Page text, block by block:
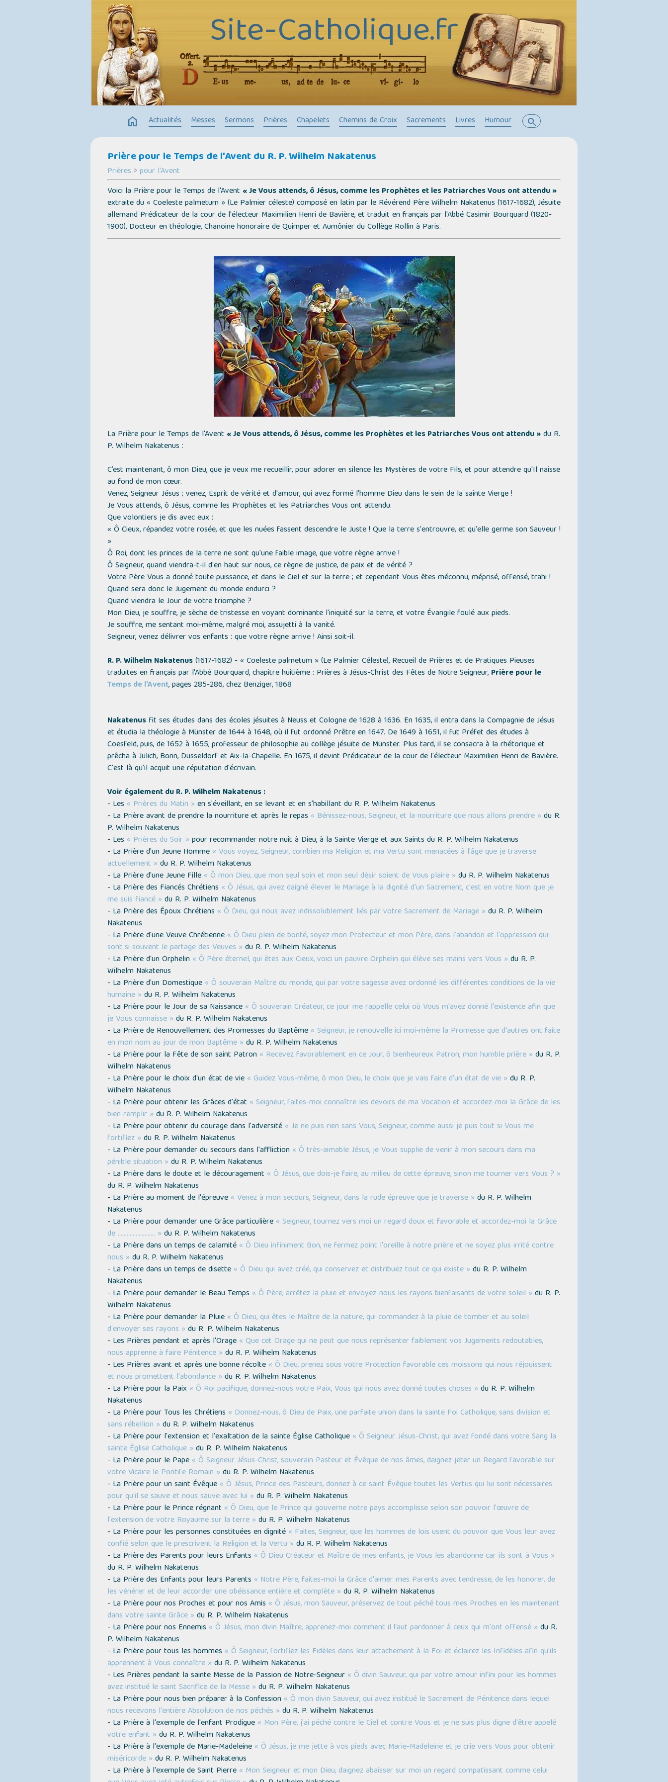
Site-Catholique.fr
home Actualités Messes Sermons Prières Chapelets Chemins de Croix Sacrements Livres Humour search
Prière pour le Temps de l'Avent du R. P. Wilhelm Nakatenus
Prières >pour l'Avent
Voici la Prière pour le Temps de l'Avent « Je Vous attends, ô Jésus, comme les Prophètes et les Patriarches Vous ont attendu »
extraite du« Coeleste palmetum » (Le Palmier céleste) composé en latin par le Révérend Père Wilhelm Nakatenus (1617-1682), Jésuite
allemand Prédicateur de la cour de l'électeur Maximilien Henri de Bavière, et traduit en français par l'Abbé Casimir Bourquard (1820-
1900), Docteur en théologie, Chanoine honoraire de Quimper et Aumônier du Collège Rollin à Paris.
La Prière pour le Temps de l'Avent « Je Vous attends, ô Jésus, comme les Prophètes et les Patriarches Vous ont attendu »du R.
P. Wilhelm Nakatenus :
C’est maintenant, ô mon Dieu, que je veux me recueillir, pour adorer en silence les Mystères de votre Fils, et pour attendre qu'Il naisse
au fond de mon cœur.
Venez, Seigneur Jésus ; venez, Esprit de vérité et d'amour, qui avez formé l'homme Dieu dans le sein de la sainte Vierge !
Je Vous attends, ô Jésus, comme les Prophètes et les Patriarches Vous ont attendu.
Que volontiers je dis avec eux :
« Ô Cieux, répandez votre rosée, et que les nuées fassent descendre le Juste ! Que la terre s'entrouvre, et qu'elle germe son Sauveur !
»
Ô Roi, dont les princes de la terre ne sont qu'une faible image, que votre règne arrive !
Ô Seigneur, quand viendra-t-il d'en haut sur nous, ce règne de justice, de paix et de vérité ?
Votre Père Vous a donné toute puissance, et dans le Ciel et sur la terre ; et cependant Vous êtes méconnu, méprisé, offensé, trahi !
Quand sera donc le Jugement du monde endurci ?
Quand viendra le Jour de votre triomphe ?
Mon Dieu, je souffre, je sèche de tristesse en voyant dominante l'iniquité sur la terre, et votre Évangile foulé aux pieds.
Je souffre, me sentant moi-même, malgré moi, assujetti à la vanité.
Seigneur, venez délivrer vos enfants : que votre règne arrive ! Ainsi soit-il.
R. P. Wilhelm Nakatenus(1617-1682) -« Coeleste palmetum » (Le Palmier Céleste), Recueil de Prières et de Pratiques Pieuses
traduites en français par l'Abbé Bourquard, chapitre huitième : Prières à Jésus-Christ des Fêtes de Notre Seigneur, Prière pour le
Temps de l'Avent, pages 285-286, chez Benziger, 1868
Nakatenusfit ses études dans des écoles jésuites à Neuss et Cologne de 1628 à 1636. En 1635, il entra dans la Compagnie de Jésus
et étudia la théologie à Münster de 1644 à 1648, où il fut ordonné Prêtre en 1647. De 1649 à 1651, il fut Préfet des études à
Coesfeld, puis, de 1652 à 1655, professeur de philosophie au collège jésuite de Münster. Plus tard, il se consacra à la rhétorique et
prêcha à Jülich, Bonn, Düsseldorf et Aix-la-Chapelle. En 1675, il devint Prédicateur de la cour de l'électeur Maximilien Henri de Bavière.
C'est là qu'il acquit une réputation d'écrivain.
Voir également du R. P. Wilhelm Nakatenus :
- Les « Prières du Matin » en s'éveillant, en se levant et en s’habillant du R. P. Wilhelm Nakatenus
- La Prière avant de prendre la nourriture et après le repas « Bénissez-nous, Seigneur, et la nourriture que nous allons prendre » du R.
P. Wilhelm Nakatenus
- Les « Prières du Soir » pour recommander notre nuit à Dieu, à la Sainte Vierge et aux Saints du R. P. Wilhelm Nakatenus
- La Prière d'un Jeune Homme « Vous voyez, Seigneur, combien ma Religion et ma Vertu sont menacées à l'âge que je traverse
actuellement » du R. P. Wilhelm Nakatenus
- La Prière d'une Jeune Fille « Ô mon Dieu, que mon seul soin et mon seul désir soient de Vous plaire » du R. P. Wilhelm Nakatenus
- La Prière des Fiancés Chrétiens « Ô Jésus, qui avez daigné élever le Mariage à la dignité d'un Sacrement, c'est en votre Nom que je
me suis fiancé » du R. P. Wilhelm Nakatenus
- La Prière des Époux Chrétiens « Ô Dieu, qui nous avez indissolublement liés par votre Sacrement de Mariage » du R. P. Wilhelm
Nakatenus
- La Prière d'une Veuve Chrétienne « Ô Dieu plein de bonté, soyez mon Protecteur et mon Père, dans l'abandon et l'oppression qui
sont si souvent le partage des Veuves » du R. P. Wilhelm Nakatenus
- La Prière d'un Orphelin « Ô Père éternel, qui êtes aux Cieux, voici un pauvre Orphelin qui élève ses mains vers Vous » du R. P.
Wilhelm Nakatenus
- La Prière d'un Domestique « Ô souverain Maître du monde, qui par votre sagesse avez ordonné les différentes conditions de la vie
humaine » du R. P. Wilhelm Nakatenus
- La Prière pour le Jour de sa Naissance « Ô souverain Créateur, ce jour me rappelle celui où Vous m'avez donné l'existence afin que
je Vous connaisse » du R. P. Wilhelm Nakatenus
- La Prière de Renouvellement des Promesses du Baptême « Seigneur, je renouvelle ici moi-même la Promesse que d'autres ont faite
en mon nom au jour de mon Baptême » du R. P. Wilhelm Nakatenus
- La Prière pour la Fête de son saint Patron « Recevez favorablement en ce Jour, ô bienheureux Patron, mon humble prière » du R. P.
Wilhelm Nakatenus
- La Prière pour le choix d'un état de vie « Guidez Vous-même, ô mon Dieu, le choix que je vais faire d'un état de vie » du R. P.
Wilhelm Nakatenus
- La Prière pour obtenir les Grâces d'état « Seigneur, faites-moi connaître les devoirs de ma Vocation et accordez-moi la Grâce de les
bien remplir » du R. P. Wilhelm Nakatenus
- La Prière pour obtenir du courage dans l'adversité « Je ne puis rien sans Vous, Seigneur, comme aussi je puis tout si Vous me
fortifiez » du R. P. Wilhelm Nakatenus
- La Prière pour demander du secours dans l'affliction « Ô très-aimable Jésus, je Vous supplie de venir à mon secours dans ma
pénible situation » du R. P. Wilhelm Nakatenus
- La Prière dans le doute et le découragement « Ô Jésus, que dois-je faire, au milieu de cette épreuve, sinon me tourner vers Vous ? »
du R. P. Wilhelm Nakatenus
- La Prière au moment de l'épreuve « Venez à mon secours, Seigneur, dans la rude épreuve que je traverse » du R. P. Wilhelm
Nakatenus
- La Prière pour demander une Grâce particulière « Seigneur, tournez vers moi un regard doux et favorable et accordez-moi la Grâce
de ......................... » du R. P. Wilhelm Nakatenus
- La Prière dans un temps de calamité « Ô Dieu infiniment Bon, ne fermez point l'oreille à notre prière et ne soyez plus irrité contre
nous » du R. P. Wilhelm Nakatenus
- La Prière dans un temps de disette « Ô Dieu qui avez créé, qui conservez et distribuez tout ce qui existe » du R. P. Wilhelm
Nakatenus
- La Prière pour demander le Beau Temps « Ô Père, arrêtez la pluie et envoyez-nous les rayons bienfaisants de votre soleil » du R. P.
Wilhelm Nakatenus
- La Prière pour demander la Pluie « Ô Dieu, qui êtes le Maître de la nature, qui commandez à la pluie de tomber et au soleil
d'envoyer ses rayons » du R. P. Wilhelm Nakatenus
- Les Prières pendant et après l'Orage « Que cet Orage qui ne peut que nous représenter faiblement vos Jugements redoutables,
nous apprenne à faire Pénitence » du R. P. Wilhelm Nakatenus
- Les Prières avant et après une bonne récolte « Ô Dieu, prenez sous votre Protection favorable ces moissons qui nous réjouissent
et nous promettent l'abondance » du R. P. Wilhelm Nakatenus
- La Prière pour la Paix « Ô Roi pacifique, donnez-nous votre Paix, Vous qui nous avez donné toutes choses » du R. P. Wilhelm
Nakatenus
- La Prière pour Tous les Chrétiens « Donnez-nous, ô Dieu de Paix, une parfaite union dans la sainte Foi Catholique, sans division et
sans rébellion » du R. P. Wilhelm Nakatenus
- La Prière pour l'extension et l'exaltation de la sainte Église Catholique « Ô Seigneur Jésus-Christ, qui avez fondé dans votre Sang la
sainte Église Catholique » du R. P. Wilhelm Nakatenus
- La Prière pour le Pape « Ô Seigneur Jésus-Christ, souverain Pasteur et Évêque de nos âmes, daignez jeter un Regard favorable sur
votre Vicaire le Pontife Romain » du R. P. Wilhelm Nakatenus
- La Prière pour un saint Évêque « Ô Jésus, Prince des Pasteurs, donnez à ce saint Évêque toutes les Vertus qui lui sont nécessaires
pour qu'il se sauve et nous sauve avec lui » du R. P. Wilhelm Nakatenus
- La Prière pour le Prince régnant « Ô Dieu, que le Prince qui gouverne notre pays accomplisse selon son pouvoir l'œuvre de
l'extension de votre Royaume sur la terre » du R. P. Wilhelm Nakatenus
- La Prière pour les personnes constituées en dignité « Faites, Seigneur, que les hommes de lois usent du pouvoir que Vous leur avez
confié selon que le prescrivent la Religion et la Vertu » du R. P. Wilhelm Nakatenus
- La Prière des Parents pour leurs Enfants « Ô Dieu Créateur et Maître de mes enfants, je Vous les abandonne car ils sont à Vous »
du R. P. Wilhelm Nakatenus
- La Prière des Enfants pour leurs Parents « Notre Père, faites-moi la Grâce d'aimer mes Parents avec tendresse, de les honorer, de
les vénérer et de leur accorder une obéissance entière et complète » du R. P. Wilhelm Nakatenus
- La Prière pour nos Proches et pour nos Amis « Ô Jésus, mon Sauveur, préservez de tout péché tous mes Proches en les maintenant
dans votre sainte Grâce » du R. P. Wilhelm Nakatenus
- La Prière pour nos Ennemis « Ô Jésus, mon divin Maître, apprenez-moi comment il faut pardonner à ceux qui m'ont offensé » du R.
P. Wilhelm Nakatenus
- La Prière pour tous les hommes « Ô Seigneur, fortifiez les Fidèles dans leur attachement à la Foi et éclairez les Infidèles afin qu'ils
apprennent à Vous connaître » du R. P. Wilhelm Nakatenus
- Les Prières pendant la sainte Messe de la Passion de Notre-Seigneur « Ô divin Sauveur, qui par votre amour infini pour les hommes
avez institué le saint Sacrifice de la Messe » du R. P. Wilhelm Nakatenus
- La Prière pour nous bien préparer à la Confession « Ô mon divin Sauveur, qui avez institué le Sacrement de Pénitence dans lequel
nous recevons l'entière Absolution de nos péchés » du R. P. Wilhelm Nakatenus
- La Prière à l'exemple de l'enfant Prodigue « Mon Père, j'ai péché contre le Ciel et contre Vous et je ne suis plus digne d'être appelé
votre enfant » du R. P. Wilhelm Nakatenus
- La Prière à l'exemple de Marie-Madeleine « Ô Jésus, je me jette à vos pieds avec Marie-Madeleine et je crie vers Vous pour obtenir
miséricorde » du R. P. Wilhelm Nakatenus
- La Prière à l'exemple de Saint Pierre « Mon Seigneur et mon Dieu, daignez abaisser sur moi un regard compatissant comme celui